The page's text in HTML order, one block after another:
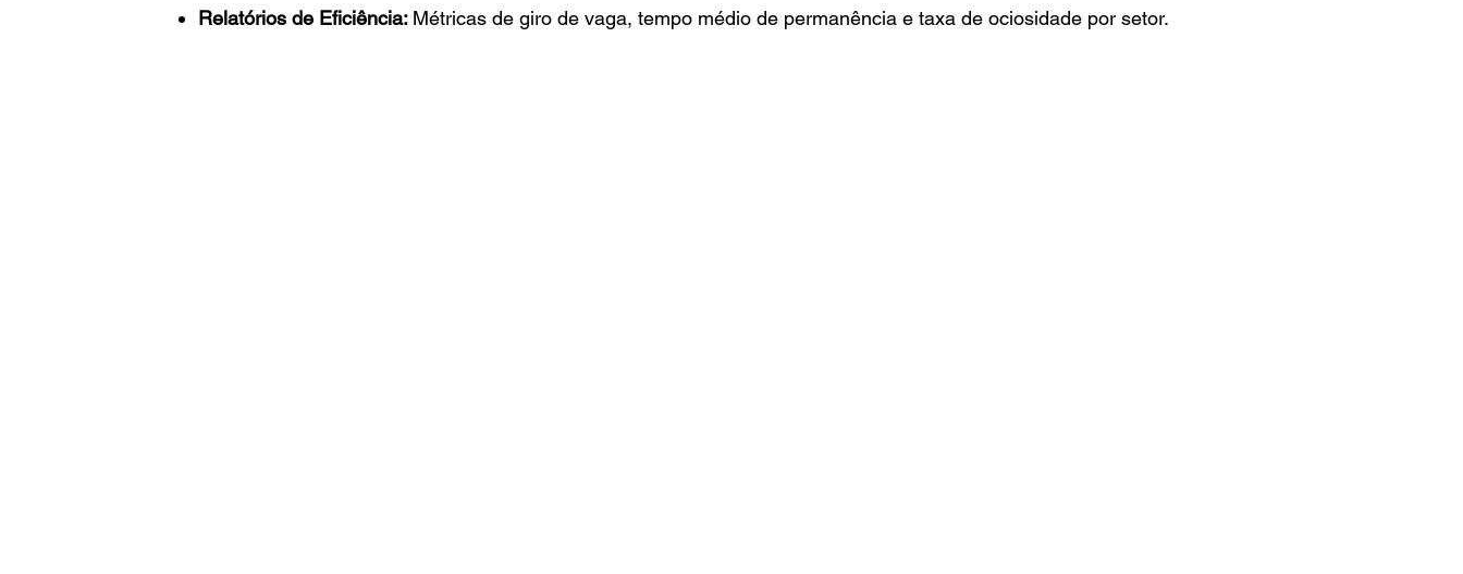
Relatórios de Eficiência: Métricas de giro de vaga, tempo médio de permanência e taxa de ociosidade por setor.